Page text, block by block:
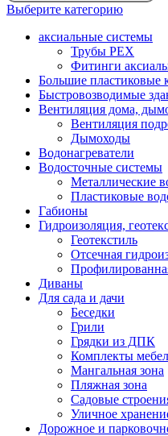
Выберите категорию
аксиальные системы
Трубы PEX
Фитинги
Большие пластиковые
Быстровозводимые
Вентиляция дома,
Вентиляция
Дымоходы
Водонагреватели
Водосточные системы
Металлические
Пластиковые
Габионы
Гидроизоляция,
Геотекстиль
Отсечная
Диваны
Для сада и дачи
Беседки
Грили
Грядки из ДПК
Комплекты
Мангальная зона
Пляжная зона
Садовые
Уличное
Дорожное и